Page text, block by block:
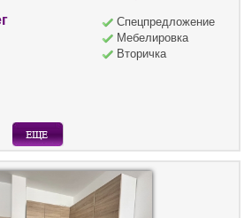
Спецпредложение
Мебелировка
Вторичка